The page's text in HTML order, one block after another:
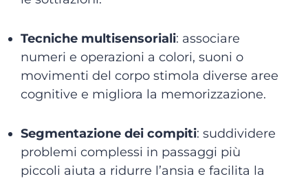
Tecniche multisensoriali: associare
numeri e operazioni a colori, suoni o
movimenti del corpo stimola diverse aree
cognitive e migliora la memorizzazione.
Segmentazione dei compiti: suddividere
problemi complessi in passaggi più
piccoli aiuta a ridurre l’ansia e facilita la